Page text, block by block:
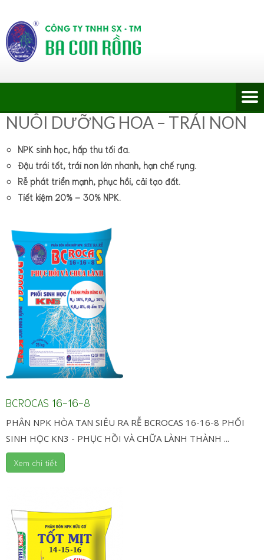
NUÔI DƯỠNG HOA – TRÁI NON
NPK sinh học, hấp thu tối đa.
Đậu trái tốt, trái non lớn nhanh, hạn chế rụng.
Rễ phát triển mạnh, phục hồi, cải tạo đất.
Tiết kiệm 20% – 30% NPK.
BCROCAS 16-16-8
PHÂN NPK HÒA TAN SIÊU RA RỄ BCROCAS 16-16-8 PHỐI
SINH HỌC KN3 - PHỤC HỒI VÀ CHỮA LÀNH THÀNH ...
Xem chi tiết